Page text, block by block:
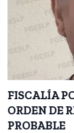
FISCALÍA
ORDEN DE
PROBABLE